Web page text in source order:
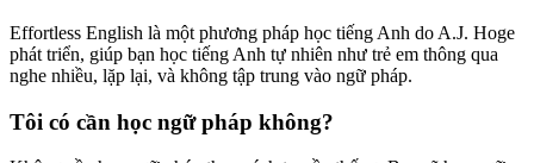
Effortless English là một phương pháp học tiếng Anh do A.J. Hoge
phát triển, giúp bạn học tiếng Anh tự nhiên như trẻ em thông qua
nghe nhiều, lặp lại, và không tập trung vào ngữ pháp.
Tôi có cần học ngữ pháp không?